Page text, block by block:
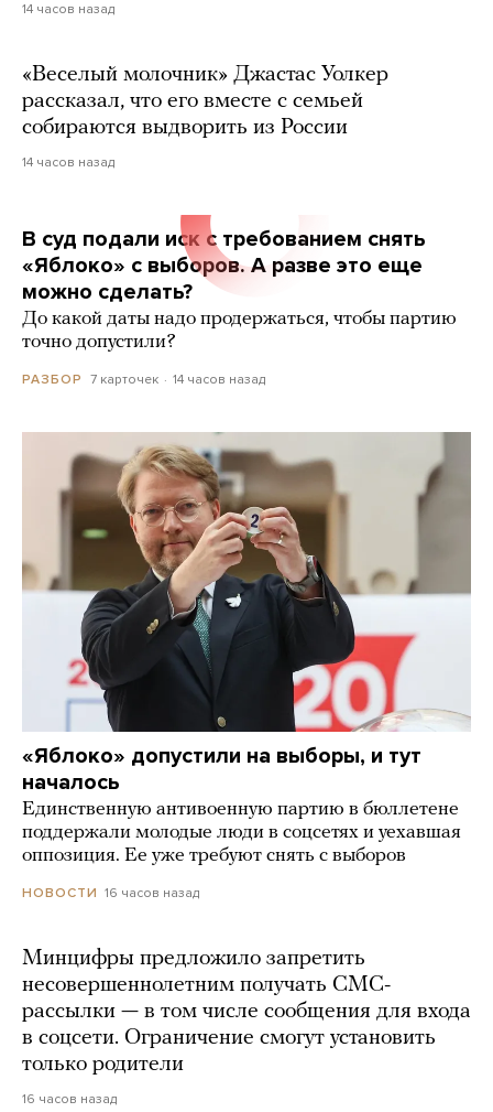
14 часов назад
«Веселый молочник» Джастас Уолкер
рассказал, что его вместе с семьей
собираются выдворить из России
14 часов назад
В суд подали иск с требованием снять
«Яблоко» с выборов. А разве это еще
можно сделать?
До какой даты надо продержаться, чтобы партию
точно допустили?
РАЗБОР 7 карточек 14 часов назад
«Яблоко» допустили на выборы, и тут
началось
Единственную антивоенную партию в бюллетене
поддержали молодые люди в соцсетях и уехавшая
оппозиция. Ее уже требуют снять с выборов
НОВОСТИ 16 часов назад
Минцифры предложило запретить
несовершеннолетним получать СМС-
рассылки — в том числе сообщения для входа
в соцсети. Ограничение смогут установить
только родители
16 часов назад